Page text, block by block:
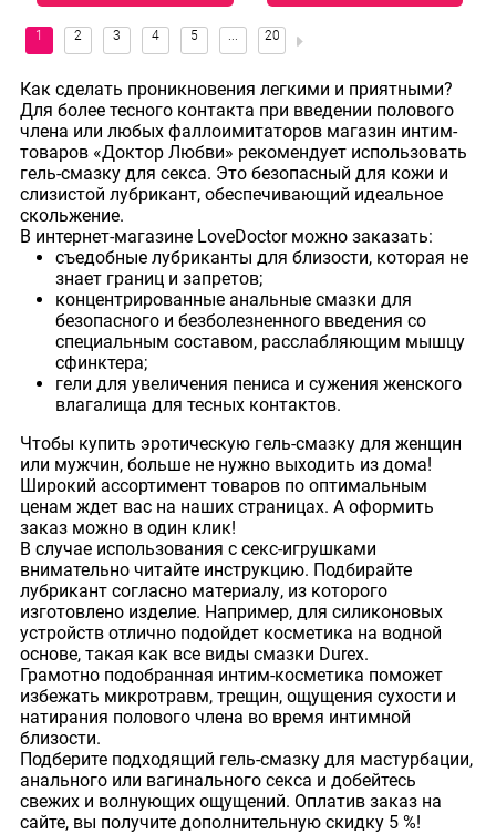
Как сделать проникновения легкими и приятными?
Для более тесного контакта при введении полового
члена или любых фаллоимитаторов магазин интим-
товаров «Доктор Любви» рекомендует использовать
гель-смазку для секса. Это безопасный для кожи и
слизистой лубрикант, обеспечивающий идеальное
скольжение.
В интернет-магазине LoveDoctor можно заказать:
съедобные лубриканты для близости, которая не
знает границ и запретов;
концентрированные анальные смазки для
безопасного и безболезненного введения со
специальным составом, расслабляющим мышцу
сфинктера;
гели для увеличения пениса и сужения женского
влагалища для тесных контактов.
Чтобы купить эротическую гель-смазку для женщин
или мужчин, больше не нужно выходить из дома!
Широкий ассортимент товаров по оптимальным
ценам ждет вас на наших страницах. А оформить
заказ можно в один клик!
В случае использования с секс-игрушками
внимательно читайте инструкцию. Подбирайте
лубрикант согласно материалу, из которого
изготовлено изделие. Например, для силиконовых
устройств отлично подойдет косметика на водной
основе, такая как все виды смазки Durex.
Грамотно подобранная интим-косметика поможет
избежать микротравм, трещин, ощущения сухости и
натирания полового члена во время интимной
близости.
Подберите подходящий гель-смазку для мастурбации,
анального или вагинального секса и добейтесь
свежих и волнующих ощущений. Оплатив заказ на
сайте, вы получите дополнительную скидку 5 %!